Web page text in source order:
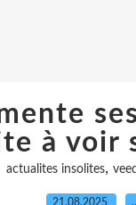
à voir
actualites insolites,
21.08.2025